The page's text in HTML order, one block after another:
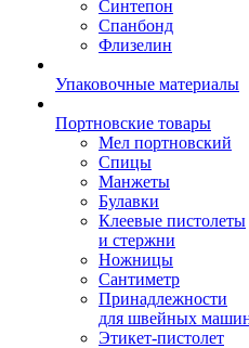
Синтепон
Спанбонд
Флизелин
Упаковочные материалы
Портновские товары
Мел портновский
Спицы
Манжеты
Булавки
Клеевые пистолеты
и стержни
Ножницы
Сантиметр
Принадлежности
для швейных
Этикет-пистолет